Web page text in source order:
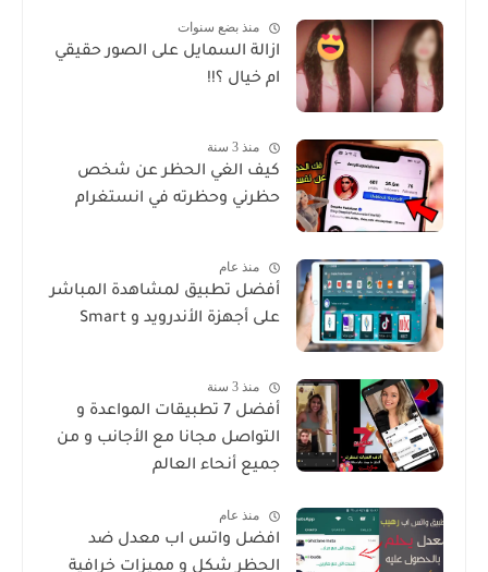
منذ بضع سنوات
ازالة السمايل على الصور حقيقي
ام خيال ؟!!
منذ 3 سنة
كيف الغي الحظر عن شخص
حظرني وحظرته في انستغرام
منذ عام
أفضل تطبيق لمشاهدة المباشر
على أجهزة الأندرويد و Smart
منذ 3 سنة
أفضل 7 تطبيقات المواعدة و
التواصل مجانا مع الأجانب و من
جميع أنحاء العالم
منذ عام
افضل واتس اب معدل ضد
الحظر شكل و مميزات خرافية